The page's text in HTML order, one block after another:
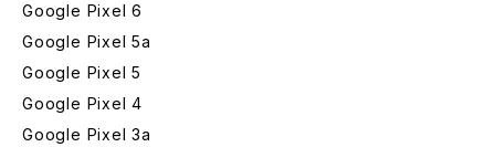
Google Pixel 6
Google Pixel 5a
Google Pixel 5
Google Pixel 4
Google Pixel 3a